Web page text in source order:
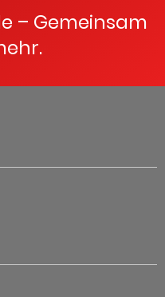
– Gemeinsam